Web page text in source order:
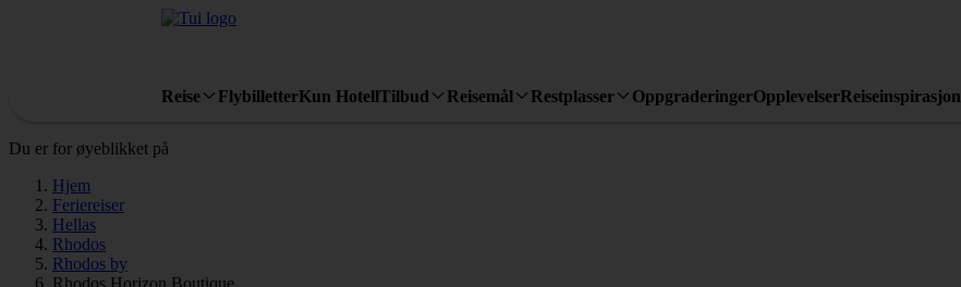
Reise FlybilletterKun HotellTilbud Reisemål Restplasser OppgraderingerOpplevelserReiseinspirasjon
Du er for øyeblikket på
Hjem
Feriereiser
Hellas
Rhodos
Rhodos by
Rhodos Horizon Boutique